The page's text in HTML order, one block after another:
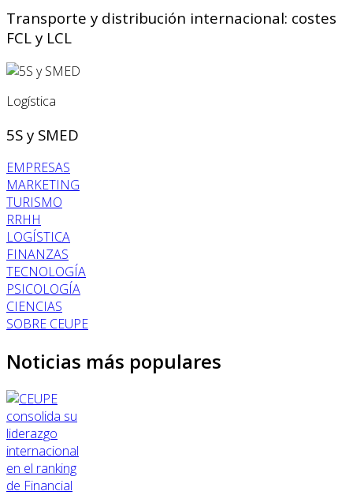
Transporte y distribución internacional: costes
FCL y LCL
Logística
5S y SMED
EMPRESAS
MARKETING
TURISMO
RRHH
LOGÍSTICA
FINANZAS
TECNOLOGÍA
PSICOLOGÍA
CIENCIAS
SOBRE CEUPE
Noticias más populares